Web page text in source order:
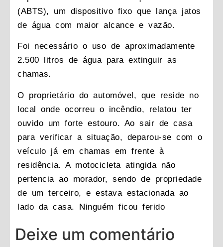
(ABTS), um dispositivo fixo que lança jatos
de água com maior alcance e vazão.
Foi necessário o uso de aproximadamente
2.500 litros de água para extinguir as
chamas.
O proprietário do automóvel, que reside no
local onde ocorreu o incêndio, relatou ter
ouvido um forte estouro. Ao sair de casa
para verificar a situação, deparou-se com o
veículo já em chamas em frente à
residência. A motocicleta atingida não
pertencia ao morador, sendo de propriedade
de um terceiro, e estava estacionada ao
lado da casa. Ninguém ficou ferido
Deixe um comentário